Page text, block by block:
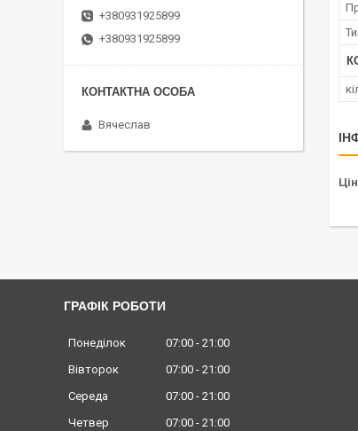
+380931925899
+380931925899
Вячеслав
ГРАФІК РОБОТИ
Понеділок 07:00
21:00
Вівторок
07:00
21:00
Середа
07:00
21:00
Четвер
07:00
21:00